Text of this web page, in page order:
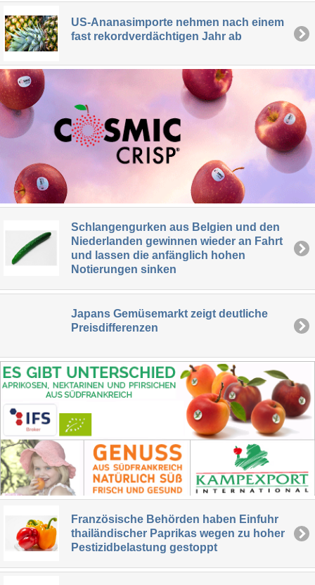
US-Ananasimporte nehmen nach einem
fast rekordverdächtigen Jahr ab
Schlangengurken aus Belgien und den
Niederlanden gewinnen wieder an Fahrt
und lassen die anfänglich hohen
Notierungen sinken
Japans Gemüsemarkt zeigt deutliche
Preisdifferenzen
Französische Behörden haben Einfuhr
thailändischer Paprikas wegen zu hoher
Pestizidbelastung gestoppt